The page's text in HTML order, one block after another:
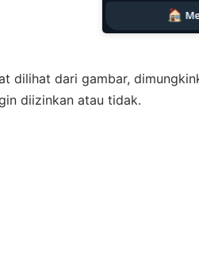
dilihat dari gambar,
diizinkan atau tidak.